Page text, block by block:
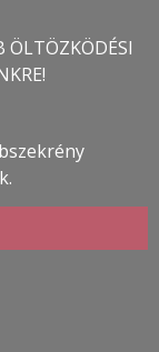
ÖLTÖZKÖDÉSI